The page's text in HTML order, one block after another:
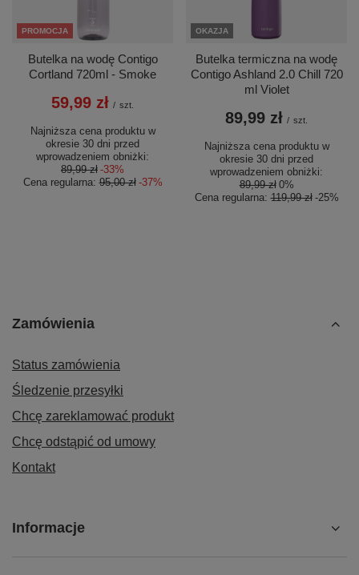
PROMOCJA
Butelka na wodę Contigo
Cortland 720ml - Smoke
59,99 zł / szt.
Najniższa cena produktu w
okresie 30 dni przed
wprowadzeniem obniżki:
89,99 zł -33%
Cena regularna:95,00 zł -37%
OKAZJA
Butelka termiczna na wodę
Contigo Ashland 2.0 Chill 720
ml Violet
89,99 zł / szt.
Najniższa cena produktu w
okresie 30 dni przed
wprowadzeniem obniżki:
89,99 zł 0%
Cena regularna:119,99 zł -25%
Zamówienia
Status zamówienia
Śledzenie przesyłki
Chcę zareklamować produkt
Chcę odstąpić od umowy
Kontakt
Informacje